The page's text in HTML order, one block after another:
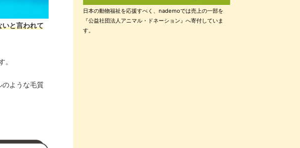
いと言われて
のような毛質
日本の動物福祉を応援すべく、nademoでは売上の一部を
『公益社団法人アニマル・ドネーション』へ寄付していま
す。